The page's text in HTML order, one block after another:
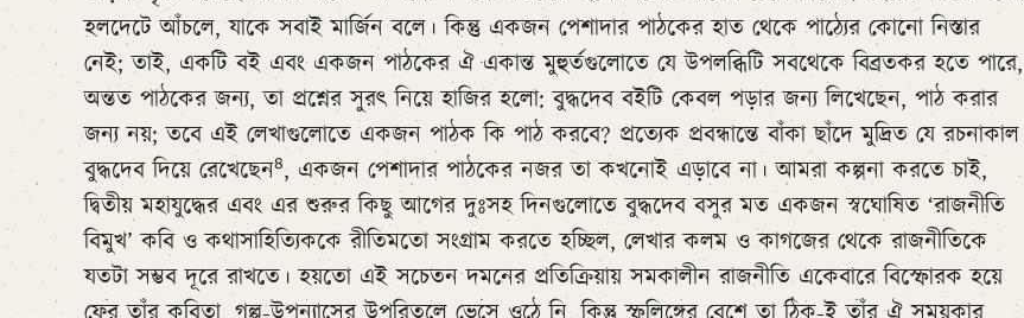
হলদেটে আঁচলে, যাকে সবাই মার্জিন বলে। কিন্তু একজন পেশাদার পাঠকের হাত থেকে পাঠ্যের কোনো নিস্তার
নেই; তাই, একটি বই এবং একজন পাঠকের ঐ একান্ত মুহুর্তগুলোতে যে উপলব্ধিটি সবথেকে বিব্রতকর হতে পারে,
অন্তত পাঠকের জন্য, তা প্রশ্নের সুরৎ নিয়ে হাজির হলো: বুদ্ধদেব বইটি কেবল পড়ার জন্য লিখেছেন, পাঠ করার
জন্য নয়; তবে এই লেখাগুলোতে একজন পাঠক কি পাঠ করবে? প্রত্যেক প্রবন্ধান্তে বাঁকা ছাঁদে মুদ্রিত যে রচনাকাল
বুদ্ধদেব দিয়ে রেখেছেন৪, একজন পেশাদার পাঠকের নজর তা কখনোই এড়াবে না। আমরা কল্পনা করতে চাই,
দ্বিতীয় মহাযুদ্ধের এবং এর শুরুর কিছু আগের দুঃসহ দিনগুলোতে বুদ্ধদেব বসুর মত একজন স্বঘোষিত ‘রাজনীতি
বিমুখ’ কবি ও কথাসাহিত্যিককে রীতিমতো সংগ্রাম করতে হচ্ছিল, লেখার কলম ও কাগজের থেকে রাজনীতিকে
যতটা সম্ভব দূরে রাখতে। হয়তো এই সচেতন দমনের প্রতিক্রিয়ায় সমকালীন রাজনীতি একেবারে বিস্ফোরক হয়ে